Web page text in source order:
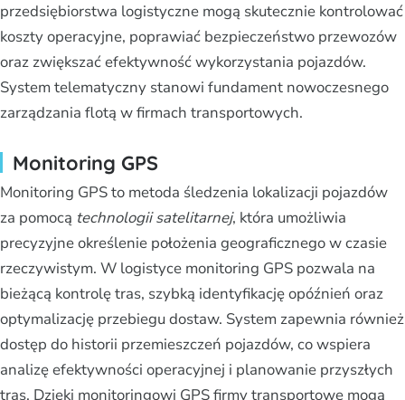
przedsiębiorstwa logistyczne mogą skutecznie kontrolować
koszty operacyjne, poprawiać bezpieczeństwo przewozów
oraz zwiększać efektywność wykorzystania pojazdów.
System telematyczny stanowi fundament nowoczesnego
zarządzania flotą w firmach transportowych.
Monitoring GPS
Monitoring GPS to metoda śledzenia lokalizacji pojazdów
za pomocą technologii satelitarnej, która umożliwia
precyzyjne określenie położenia geograficznego w czasie
rzeczywistym. W logistyce monitoring GPS pozwala na
bieżącą kontrolę tras, szybką identyfikację opóźnień oraz
optymalizację przebiegu dostaw. System zapewnia również
dostęp do historii przemieszczeń pojazdów, co wspiera
analizę efektywności operacyjnej i planowanie przyszłych
tras. Dzięki monitoringowi GPS firmy transportowe mogą